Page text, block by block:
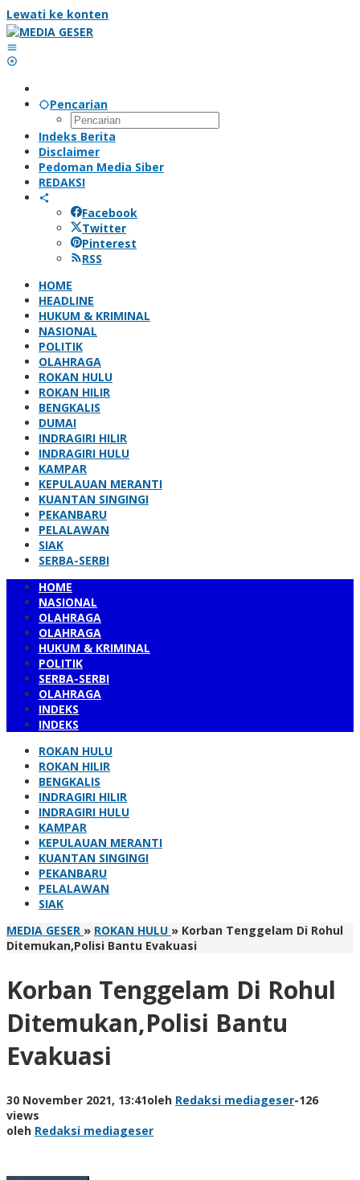
Lewati ke konten
Pencarian
Indeks Berita
Disclaimer
Pedoman Media Siber
REDAKSI
Facebook
Twitter
Pinterest
RSS
HOME
HEADLINE
HUKUM & KRIMINAL
NASIONAL
POLITIK
OLAHRAGA
ROKAN HULU
ROKAN HILIR
BENGKALIS
DUMAI
INDRAGIRI HILIR
INDRAGIRI HULU
KAMPAR
KEPULAUAN MERANTI
KUANTAN SINGINGI
PEKANBARU
PELALAWAN
SIAK
SERBA-SERBI
HOME
NASIONAL
OLAHRAGA
OLAHRAGA
HUKUM & KRIMINAL
POLITIK
SERBA-SERBI
OLAHRAGA
INDEKS
INDEKS
ROKAN HULU
ROKAN HILIR
BENGKALIS
INDRAGIRI HILIR
INDRAGIRI HULU
KAMPAR
KEPULAUAN MERANTI
KUANTAN SINGINGI
PEKANBARU
PELALAWAN
SIAK
MEDIA GESER » ROKAN HULU » Korban Tenggelam Di Rohul
Ditemukan,Polisi Bantu Evakuasi
Korban Tenggelam Di Rohul
Ditemukan,Polisi Bantu
Evakuasi
30 November 2021, 13:41oleh Redaksi mediageser-126
views
oleh Redaksi mediageser